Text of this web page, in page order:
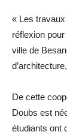
« Les
réflexion
ville de
De cette
Doubs est
étudiants ont